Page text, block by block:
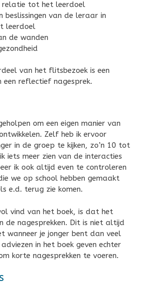
relatie tot het leerdoel
beslissingen van de leraar in
leerdoel
de wanden
van het flitsbezoek is een
reflectief nagesprek.
om een eigen manier van
Zelf heb ik ervoor
in de groep te kijken, zo’n 10 tot
iets meer zien van de interacties
ik ook altijd even te controleren
we op school hebben gemaakt
e.d. terug zie komen.
vind van het boek, is dat het
nagesprekken. Dit is niet altijd
wanneer je jonger bent dan veel
in het boek geven echter
korte nagesprekken te voeren.